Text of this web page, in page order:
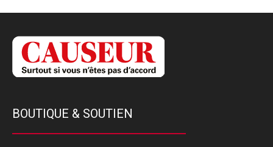
BOUTIQUE & SOUTIEN